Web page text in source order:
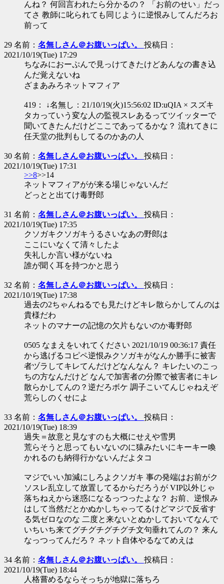
んね？ 何回言われたら分かるの？ 「お前のせい」だっ
てさ 教師に叱られても同じように逆恨みしてんだろお
前って
29 名前： 名無しさん＠お腹いっぱい。 投稿日：
2021/10/19(Tue) 17:29
ちなみにおーぷんで見っけてきたけどあんなの書き込
んだ覚えないね
ざまあみろネットマフィア
419： ↓名無し：21/10/19(火)15:56:02 ID:uQIA × スズキ
タカっていう変な人の監視スレあるってツイッターで
聞いてきたんだけどここであってるかな？ 流れてきに
任天堂の批判もしてるのかあの人
30 名前： 名無しさん＠お腹いっぱい。 投稿日：
2021/10/19(Tue) 17:31
>>8>>14
ネットマフィアがが来る場じゃないんだ
どっとと出てけ毒野郎
31 名前： 名無しさん＠お腹いっぱい。 投稿日：
2021/10/19(Tue) 17:35
クソガキクソガキうるさいなあの野郎は
ここにいなくて清々したよ
失礼しか言い様がないね
誰が聞く耳を持つかと思う
32 名前： 名無しさん＠お腹いっぱい。 投稿日：
2021/10/19(Tue) 17:38
過去の2ちゃんねるでも見たけどキレ散らかしてんのは
貴様だわ
ネットのマナーの記憶の欠片もないのか毒野郎
0505 なまえをいれてください 2021/10/19 00:36:17 責任
から逃げるコピペ逆恨みクソガキがなんか勝手に被害
者ヅラしてキレてんだけどなんなん？ キレたいのこっ
ちの方なんだけど なんで加害者の分際で被害者にキレ
散らかしてんの？逆だろボケ 調子こいてんじゃねえぞ
荒らしのくせによ
33 名前： 名無しさん＠お腹いっぱい。 投稿日：
2021/10/19(Tue) 18:39
過失＝故意と見なすのも大概にせえや雪男
荒らそうと思ってもいないのに猿みたいにキーキー喚
かれるのも納得行かないんだよタコ
マジでいい加減にしろよクソガキ 事の発端はお前がク
ソスレ乱立して放置してるからだろうが VIP以外じゃ
落ちねえから迷惑になるっつったよな？ お前、逆恨み
はして当然だとかぬかしちゃってるけどマジで反省す
る気ゼロなのな 二度と来ないとぬかしておいてなんで
いちいち来てグチグチグチグチ文句垂れてんの？ 来ん
なっつってんだろ？ ネット自体やるなてめえは
34 名前： 名無しさん＠お腹いっぱい。 投稿日：
2021/10/19(Tue) 18:44
人格嘗めるならそっちが地獄に落ちろ